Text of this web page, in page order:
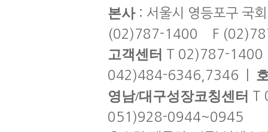
본사: 서울시 영등포구 국
(02)787-1400 F
고객센터 T 02)787-
042)484-6346,7346 |
영남/대구성장코칭센터 T
051)928-0944~0945